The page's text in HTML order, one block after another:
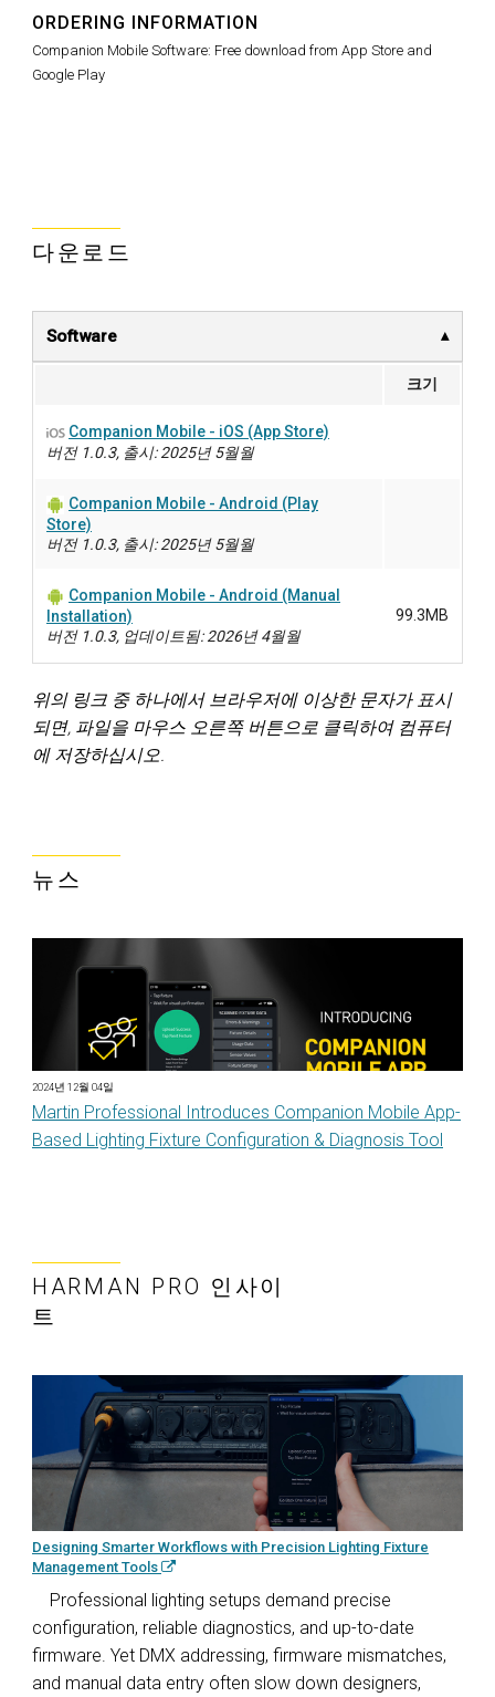
ORDERING INFORMATION
Companion Mobile Software: Free download from App Store and
Google Play
다운로드
Software
크기
Companion Mobile - iOS (App Store)
버전 1.0.3, 출시: 2025년 5월월
Companion Mobile - Android (Play
Store)
버전 1.0.3, 출시: 2025년 5월월
Companion Mobile - Android (Manual
Installation)
버전 1.0.3, 업데이트됨: 2026년 4월월
99.3MB
위의 링크 중 하나에서 브라우저에 이상한 문자가 표시
되면, 파일을 마우스 오른쪽 버튼으로 클릭하여 컴퓨터
에 저장하십시오.
뉴스
2024년 12월 04일
Martin Professional Introduces Companion Mobile App-
Based Lighting Fixture Configuration & Diagnosis Tool
HARMAN PRO 인사이
트
Designing Smarter Workflows with Precision Lighting Fixture
Management Tools
Professional lighting setups demand precise
configuration, reliable diagnostics, and up-to-date
firmware. Yet DMX addressing, firmware mismatches,
and manual data entry often slow down designers,